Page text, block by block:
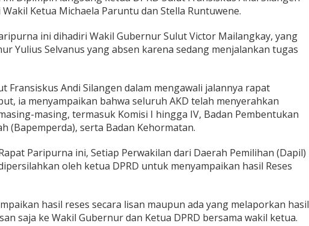
u
k
M
a
R
e
s
e
s
2
5
Ketua Michaela Paruntu dan Stella Runtuwene.
ini dihadiri Wakil Gubernur Sulut Victor Mailangkay, yang
Yulius Selvanus yang absen karena sedang menjalankan tugas
Fransiskus Andi Silangen dalam mengawali jalannya rapat
ia menyampaikan bahwa seluruh AKD telah menyerahkan
masing, termasuk Komisi I hingga IV, Badan Pembentukan
(Bapemperda), serta Badan Kehormatan.
Paripurna ini, Setiap Perwakilan dari Daerah Pemilihan (Dapil)
oleh ketua DPRD untuk menyampaikan hasil Reses
hasil reses secara lisan maupun ada yang melaporkan hasil
saja ke Wakil Gubernur dan Ketua DPRD bersama wakil ketua.